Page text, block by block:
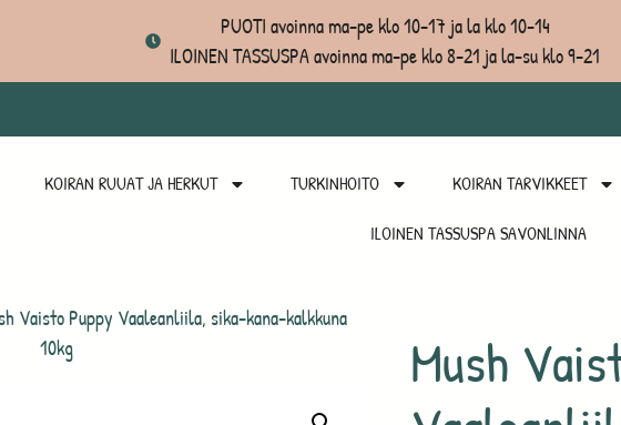
PUOTI avoinna ma-pe klo 10-17 ja la klo 10-14
ILOINEN TASSUSPA avoinna ma-pe klo 8-21 ja la-su klo 9-21
KOIRAN RUUAT JA HERKUT TURKINHOITO KOIRAN TARVIKKEET
ILOINEN TASSUSPA SAVONLINNA
Vaisto Puppy Vaaleanliila, sika-kana-kalkkuna
10kg
Mush